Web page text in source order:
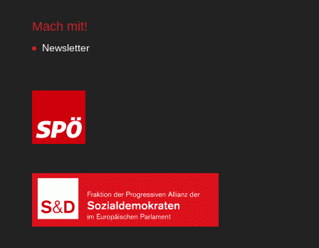
Mach mit!
Newsletter